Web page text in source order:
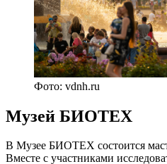
Фото: vdnh.ru
Музей БИОТЕХ
В Музее БИОТЕХ состоится
Вместе с участниками